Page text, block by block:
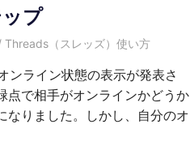
プ
愛麗絲
Threads（スレッズ）使い方
ンライン状態の表示が発表さ
点で相手がオンラインかどうか
なりました。しかし、自分のオ